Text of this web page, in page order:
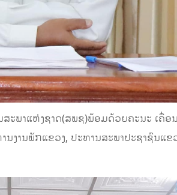
າແຫ່ງຊາດ(ສພຊ)ພ້ອມດ້ວຍຄະນະ ເຄື່ອ
ງານພັກແຂວງ, ປະທານສະພາປະຊາຊົນແຂ